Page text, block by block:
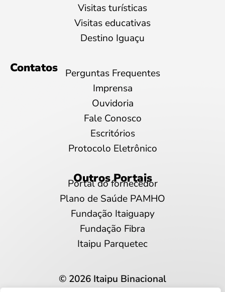
Visitas turísticas
Visitas educativas
Destino Iguaçu
Contatos
Perguntas Frequentes
Imprensa
Ouvidoria
Fale Conosco
Escritórios
Protocolo Eletrônico
Outros Portais
Portal do fornecedor
Plano de Saúde PAMHO
Fundação Itaiguapy
Fundação Fibra
Itaipu Parquetec
© 2026 Itaipu Binacional